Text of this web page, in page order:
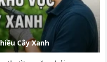
Cây Xanh